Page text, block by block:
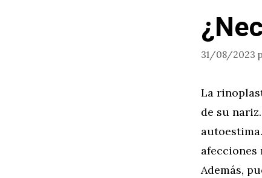
31/08/2023
La
de su
afecciones
Además,